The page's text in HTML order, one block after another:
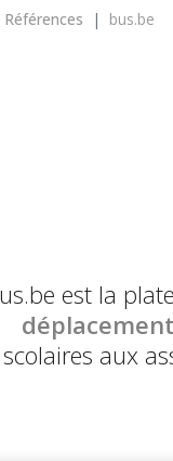
Références bus.be
est la
scolaires aux